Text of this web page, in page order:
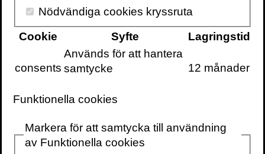
BÖCKER
VOLANTE PÅ
FACEBOOK
VOLANTE PÅTWITTER
Nödvändiga cookies kryssruta
Cookie
Syfte Lagringstid
consents
Används för att hantera
samtycke
12 månader
Funktionella cookies
Markera för att samtycka till användning
av Funktionella cookies